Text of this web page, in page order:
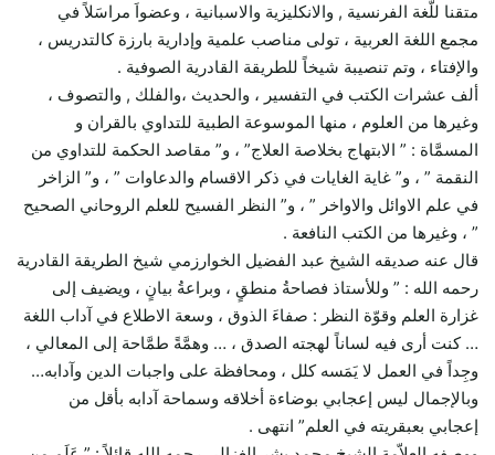
متقنا للُّغة الفرنسية , والانكليزية والاسبانية ، وعضواَ مراسَلاً في
مجمع اللغة العربية ، تولى مناصب علمية وإدارية بارزة كالتدريس ،
والإفتاء ، وتم تنصيبة شيخاً للطريقة القادرية الصوفية .
ألف عشرات الكتب في التفسير ، والحديث ،والفلك , والتصوف ،
وغيرها من العلوم ، منها الموسوعة الطبية للتداوي بالقران و
المسمَّاة : ” الابتهاج بخلاصة العلاج” ، و” مقاصد الحكمة للتداوي من
النقمة ” ، و” غاية الغايات في ذكر الاقسام والدعاوات ” ، و” الزاخر
في علم الاوائل والاواخر ” ، و” النظر الفسيح للعلم الروحاني الصحيح
” ، وغيرها من الكتب النافعة .
قال عنه صديقه الشيخ عبد الفضيل الخوارزمي شيخ الطريقة القادرية
رحمه الله : ” وللأستاذ فصاحةُ منطقٍ ، وبراعةُ بيانٍ ، ويضيف إلى
غزارة العلم وقوّة النظر : صفاءَ الذوق ، وسعة الاطلاع في آداب اللغة
… كنت أرى فيه لساناً لهجته الصدق ، … وهمَّةً طمَّاحة إلى المعالي ،
وجِداً في العمل لا يَمَسه كلل ، ومحافظة على واجبات الدين وآدابه…
وبالإجمال ليس إعجابي بوضاءة أخلاقه وسماحة آدابه بأقل من
إعجابي بعبقريته في العلم” انتهى .